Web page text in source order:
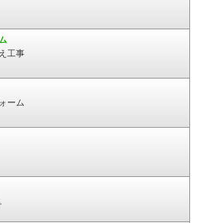
工事
ーム